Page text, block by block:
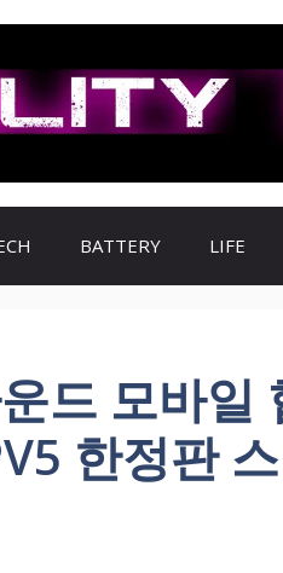
BATTERY LIFE
드 모바일
한정판